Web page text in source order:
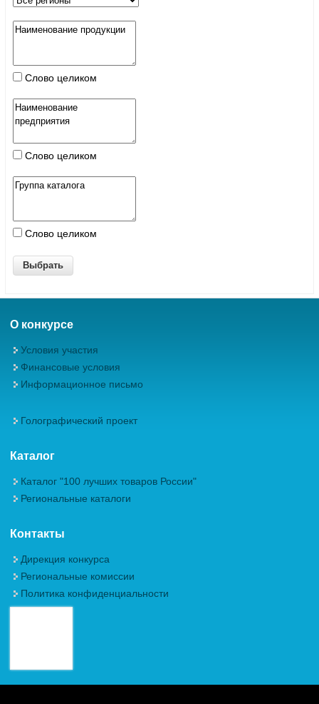
Слово целиком
Слово целиком
Слово целиком
О конкурсе
Условия участия
Финансовые условия
Информационное письмо
Голографический проект
Каталог
Каталог "100 лучших товаров России"
Региональные каталоги
Контакты
Дирекция конкурса
Региональные комиссии
Политика конфиденциальности